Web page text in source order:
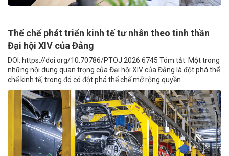
Thể chế phát triển kinh tế tư nhân theo tinh thần
Đại hội XIV của Đảng
DOI: https://doi.org/10.70786/PTOJ.2026.6745 Tóm tắt: Một trong
những nội dung quan trọng của Đại hội XIV của Đảng là đột phá thể
chế kinh tế, trong đó có đột phá thể chế mở rộng quyền...